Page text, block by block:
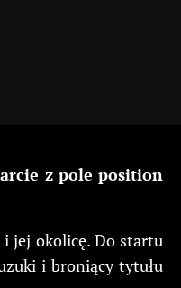
z pole position
i jej okolicę. Do startu
i broniący tytułu